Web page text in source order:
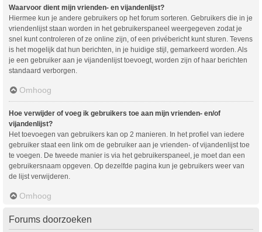
Waarvoor dient mijn vrienden- en vijandenlijst?
Hiermee kun je andere gebruikers op het forum sorteren. Gebruikers die in je
vriendenlijst staan worden in het gebruikerspaneel weergegeven zodat je
snel kunt controleren of ze online zijn, of een privébericht kunt sturen. Tevens
is het mogelijk dat hun berichten, in je huidige stijl, gemarkeerd worden. Als
je een gebruiker aan je vijandenlijst toevoegt, worden zijn of haar berichten
standaard verborgen.
Omhoog
Hoe verwijder of voeg ik gebruikers toe aan mijn vrienden- en/of
vijandenlijst?
Het toevoegen van gebruikers kan op 2 manieren. In het profiel van iedere
gebruiker staat een link om de gebruiker aan je vrienden- of vijandenlijst toe
te voegen. De tweede manier is via het gebruikerspaneel, je moet dan een
gebruikersnaam opgeven. Op dezelfde pagina kun je gebruikers weer van
de lijst verwijderen.
Omhoog
Forums doorzoeken